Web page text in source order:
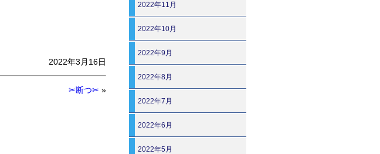
2022年3月16日
✂︎断つ✂︎ »
2022年11月
2022年10月
2022年9月
2022年8月
2022年7月
2022年6月
2022年5月